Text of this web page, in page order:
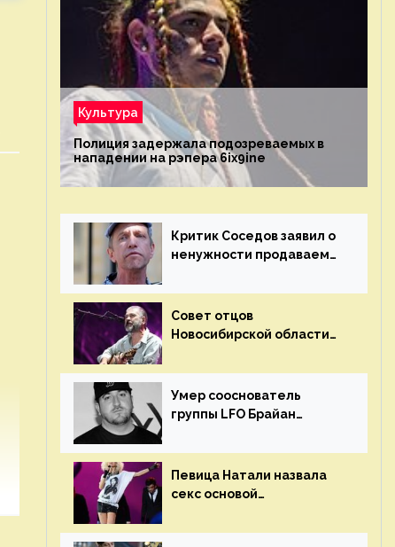
Культура
Полиция задержала подозреваемых в
нападении на рэпера 6ix9ine
Критик Соседов заявил о
ненужности продаваемых
песен
Совет отцов
Новосибирской области
концерт группы «Сплин»
Умер сооснователь
группы LFO Брайан
Певица Натали назвала
секс основой